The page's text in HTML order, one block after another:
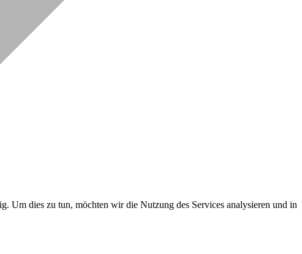
Um dies zu tun, möchten wir die Nutzung des Services analysieren und in